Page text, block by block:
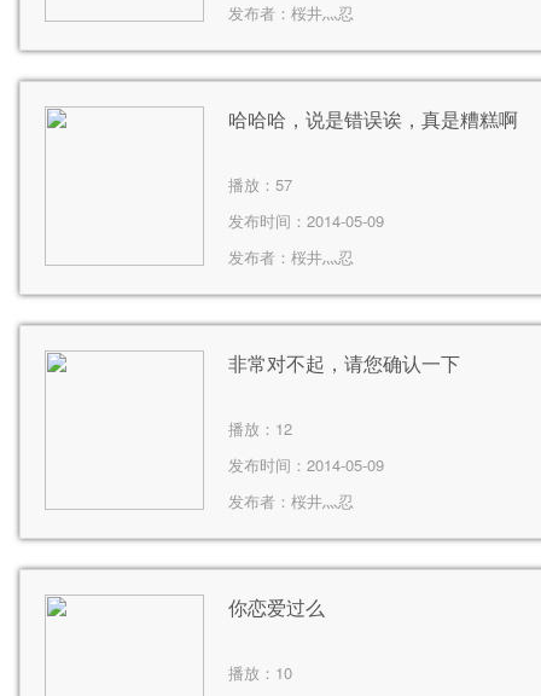
发布者： 桜井灬忍
哈哈哈，说是错误诶，真是糟糕啊
播放： 57
发布时间：2014-05-09
发布者： 桜井灬忍
非常对不起，请您确认一下
播放： 12
发布时间：2014-05-09
发布者： 桜井灬忍
你恋爱过么
播放： 10